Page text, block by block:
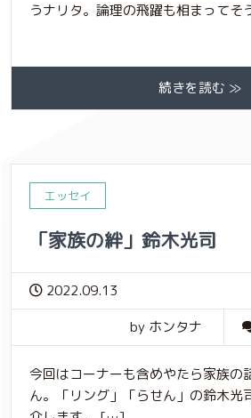
うナリタ。論理の飛躍も相まって
続きを読む ≫
エッセイ
「家族の絆」鈴木光司
2022.09.13
by ホンタナ
今回はコーナーも含めやたら家族の
ん。「リング」「らせん」の鈴木光